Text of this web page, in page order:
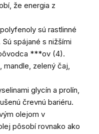
že energia z
sú rastlinné
spájané s nižšími
***ov (4).
zelený čaj,
glycín a prolín,
črevnú bariéru.
olejom v
pôsobí rovnako ako